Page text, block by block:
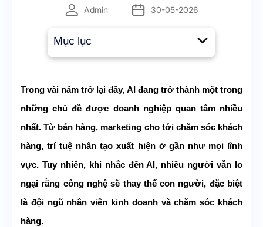
Admin 30-05-2026
Mục lục
Trong vài năm trở lại đây, AI đang trở thành một trong
những chủ đề được doanh nghiệp quan tâm nhiều
nhất. Từ bán hàng, marketing cho tới chăm sóc khách
hàng, trí tuệ nhân tạo xuất hiện ở gần như mọi lĩnh
vực. Tuy nhiên, khi nhắc đến AI, nhiều người vẫn lo
ngại rằng công nghệ sẽ thay thế con người, đặc biệt
là đội ngũ nhân viên kinh doanh và chăm sóc khách
hàng.